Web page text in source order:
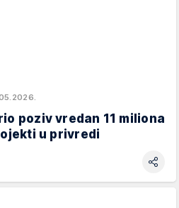
poziv vredan 11 miliona
u privredi